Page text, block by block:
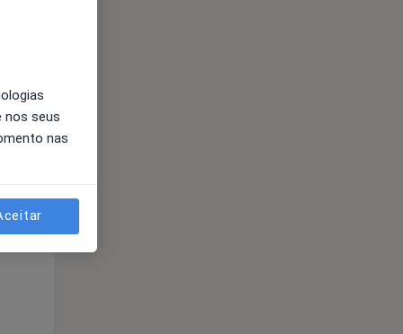
nos seus
nas